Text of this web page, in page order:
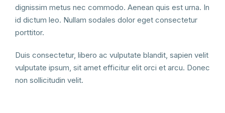
dignissim metus nec commodo. Aenean quis est urna. In
id dictum leo. Nullam sodales dolor eget consectetur
porttitor.
Duis consectetur, libero ac vulputate blandit, sapien velit
vulputate ipsum, sit amet efficitur elit orci et arcu. Donec
non sollicitudin velit.